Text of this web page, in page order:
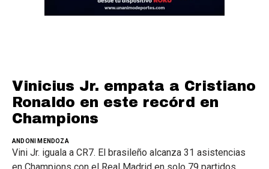
Vinicius Jr. empata a Cristiano
Ronaldo en este recórd en
Champions
ANDONI MENDOZA
Vini Jr. iguala a CR7. El brasileño alcanza 31 asistencias